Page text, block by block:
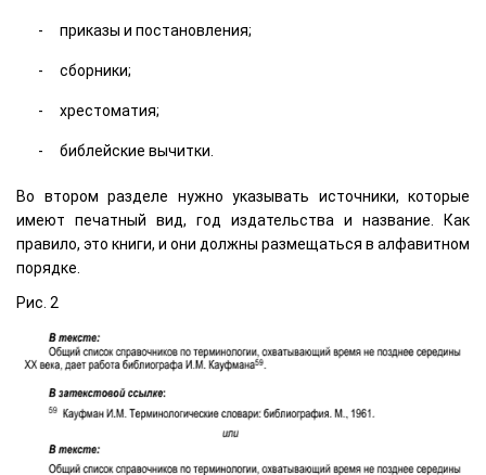
приказы и постановления;
сборники;
хрестоматия;
библейские вычитки.
Во втором разделе нужно указывать источники, которые
имеют печатный вид, год издательства и название. Как
правило, это книги, и они должны размещаться в алфавитном
порядке.
Рис. 2